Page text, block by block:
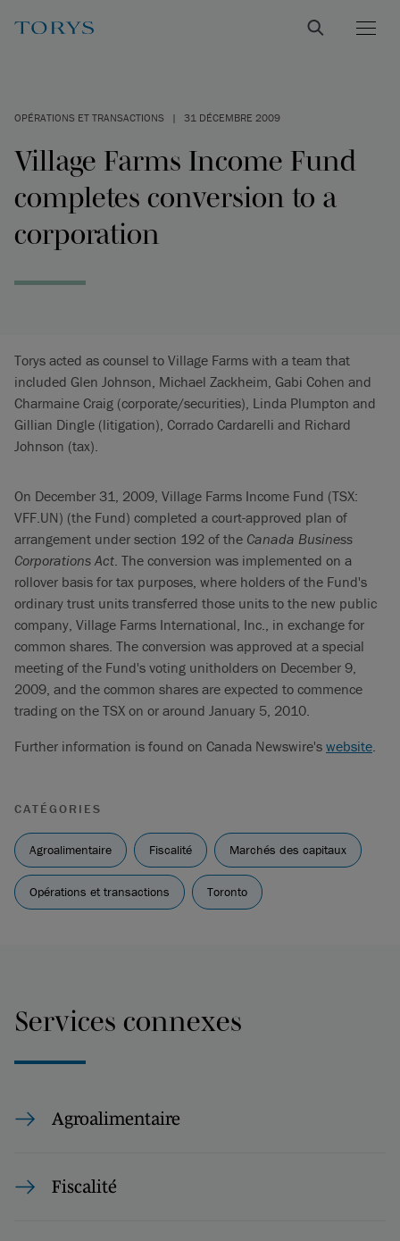
OPÉRATIONS ET TRANSACTIONS | 31 DÉCEMBRE 2009
Village Farms Income Fund
completes conversion to a
corporation
Torys acted as counsel to Village Farms with a team that
included Glen Johnson, Michael Zackheim, Gabi Cohen and
Charmaine Craig (corporate/securities), Linda Plumpton and
Gillian Dingle (litigation), Corrado Cardarelli and Richard
Johnson (tax).
On December 31, 2009, Village Farms Income Fund (TSX:
VFF.UN) (the Fund) completed a court-approved plan of
arrangement under section 192 of the Canada Business
Corporations Act. The conversion was implemented on a
rollover basis for tax purposes, where holders of the Fund's
ordinary trust units transferred those units to the new public
company, Village Farms International, Inc., in exchange for
common shares. The conversion was approved at a special
meeting of the Fund's voting unitholders on December 9,
2009, and the common shares are expected to commence
trading on the TSX on or around January 5, 2010.
Further information is found on Canada Newswire's website.
CATÉGORIES
Agroalimentaire Fiscalité Marchés des capitaux
Opérations et transactions Toronto
Services connexes
Agroalimentaire
Fiscalité